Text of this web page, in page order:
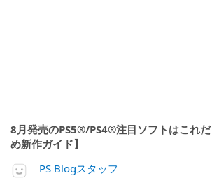
8月発売のPS5®/PS4®注目ソフトはこれ
め新作ガイド】
PS Blogスタッフ